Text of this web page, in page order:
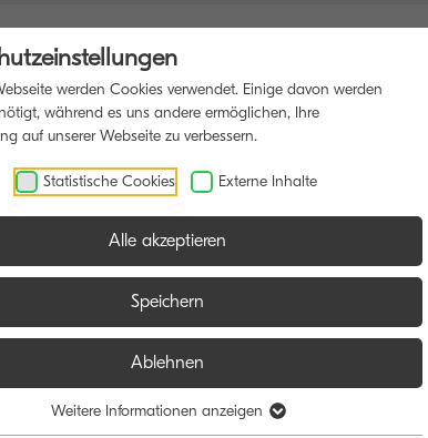
SOFTWARE BLOG
TASKalfa
IHR CLOUD-
werden Cookies verwendet. Einige davon werden
während es uns andere ermöglichen, Ihre
auf unserer Webseite zu verbessern.
Statistische Cookies Externe Inhalte
Alle akzeptieren
Speichern
Ablehnen
Weitere Informationen anzeigen